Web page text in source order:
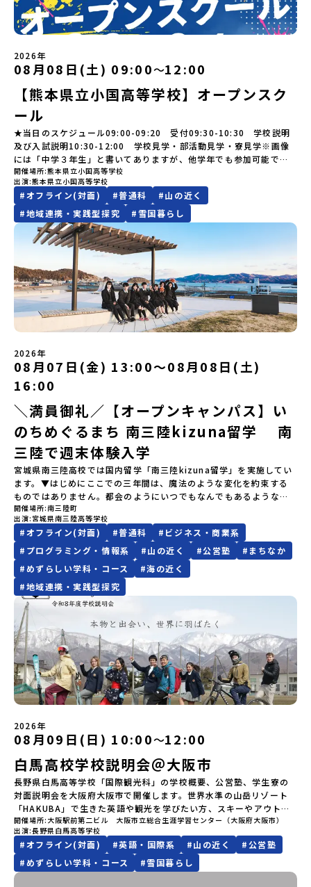
の場合は原則、開催日1週間前までにご連絡いたします。又、最少催
行人数に達しなかった場合は、開催日3週間前までに催行中止の旨を
メールにてご連絡いたします。・よくあるご質問その他、よくある
ご質問についてはこちらをご確認ください。運営団体について＜プ
ログラム主催：一般財団法人地域・教育魅力化プラットフォーム＞
「意志ある若者にあふれる持続可能な地域・社会をつくる」という
ビジョンを掲げ、2017年3月に島根県に設立した教育事業団体で
す。日本全国約200の高校と連携しながら、中学卒業後に地域の枠を
越えて生徒一人ひとりの夢や価値観に合った地域・学校で1〜3年間
過ごすことができるシステム「地域みらい留学」をはじめとした、
教育事業や地域活性モデルをつくり続けています。名 称：一般財
団法人地域・教育魅力化プラットフォーム設 立：2017年3月代表
者：岩本 悠所在地：〒690-0842 島根県松江市東本町二丁目25-6
みらいBASE2階 その他所在地公式HP：http://c-platform.or.jp/
お問い合わせ先担当：小川・小原E-mail：info@miratabi.jp「お
ためし地域留学体験」のプログラム開催情報を公式LINEにて配信
中！ぜひご登録ください♪地域みらい留学公式LINE
してご参加ください。▼お申し込み前に必ずご確認ください・参加
規約への同意プログラムへの参加申し込みいただく前に、「お申し
い。・抽選による参加者決定についてお申込みいただいた方の中か
ら抽選の上、締め切り日から1週間を目途に、お申し込み時に記入い
ただいたメールアドレス宛に「当選／落選メール」をお送りいたし
ます。当選者は、メールに記載された「当選確認フォーム」に３日
ていただきます。当選確認フォームの期日までにご回答いただけな
い場合は、当選を取り消しとさせていただきます。当選取り消しが
あった場合は、繰り上げ当選者へご連絡させていただきます。登録
メールアドレスの変更をご希望の場合は下記の地域みらい留学公式
LINEよりご連絡をお願いします。※受信制限設定をしていると、通
知メールをお受け取りいただけません。その場合は、
「@miratabi.jp」からのメールを受信できるよう設定をお願いいた
します。※結果に関する個別のお問合せにはお答えしておりません
ので、ご了承ください。・お申し込みについてお申込はお一人様1回
限りです。PC・スマートフォンからお申込ください。申込後の内容
変更はできません。お申込時は、メールアドレスの入力間違いにご
注意ください。・宿泊について１室に複数(同性2～4名程度)で宿泊
いただく予定です。・食事アレルギー対応について個別の詳細なア
レルギー対応希望にはお応えしかねる場合がございます。対応が必
要な場合は必ず事前にご相談ください。・参加取消や急遽参加でき
なくなった場合について参加決定後の参加お取り消しはご遠慮下さ
い。やむを得ないお取り消しの場合はお早めに事務局までご連絡く
合、以下のルールに沿って対応させていただきます。ご了承くださ
い。プログラム開催日の前日＜7月27日＞から、【キャンセルのご連
絡日：お支払いいただく旅行代金】・21日目にあたる日以前：無
の前日：40％・プログラム開始日当日：50％・ご連絡無しでの不参
加またはプログラム開始後の解除：100％・催行中止について天候な
どの状況等によって開催を見合わせる可能性があります。その場合
は原則、開催日1週間前までにご連絡いたします。又、最少催行人数
に達しなかった場合は、開催日3週間前までに催行中止の旨をメール
にてご連絡いたします。・よくあるご質問その他、よくあるご質問
についてはこちらをご確認ください。運営団体について＜プログラ
ム主催：一般財団法人地域・教育魅力化プラットフォーム＞「意志
ある若者にあふれる持続可能な地域・社会をつくる」というビジョ
ンを掲げ、2017年3月に島根県に設立した教育事業団体です。日本
全国約200の高校と連携しながら、中学卒業後に地域の枠を越えて生
徒一人ひとりの夢や価値観に合った地域・学校で1〜3年間過ごすこ
とができるシステム「地域みらい留学」をはじめとした、教育事業
や地域活性モデルをつくり続けています。名 称：一般財団法人地
域・教育魅力化プラットフォーム設 立：2017年3月代表者：岩本
悠所在地：〒690-0842 島根県松江市東本町二丁目25-6 みらい
BASE2階 その他所在地公式HP：http://c-platform.or.jp/お問い
合わせ先担当：小川・小原E-mail：info@miratabi.jp「おためし
地域留学体験」のプログラム開催情報を公式LINEにて配信中！ぜひ
ご登録ください♪地域みらい留学公式LINE
https://youtu.be/Yt8nd04aNgA?si=e5erbspvwz5O8_uF
【STEP 2】出水市・出水工業高校プログラム説明会〜「出水市・出
水工業高校」の内容を具体的に深掘りしたい方へ〜全体説明を聞い
たうえで、「出水市では具体的に何をするの？」「どんな町な
の？」という疑問にお答えする説明会です。出水市ならではの豊か
な文化や、2泊3日のプログラムの中身をたっぷりとお伝えします。
日 時： 6月9日日(水)19:00-19:45内 容： 出水市ってどんなとこ
ろ？プログラム詳細解説、質疑応答お申し込み：https://c-
mirai.jp/events/091247お気軽にどうぞ！「はじめての一人旅だ
けど大丈夫？」「どんな体験ができるの？」そんな保護者様の不安
や、中学生のみなさんの素朴な疑問にスタッフが直接お答えしま
す。チャットでの質問も可能ですので、ぜひご自宅からリラックス
してご参加ください。▼お申し込み前に必ずご確認ください・参加
規約への同意プログラムへの参加申し込みいただく前に、「お申し
込みに関する各規約」への同意が必須となります。ご確認くださ
い。・抽選による参加者決定についてお申込みいただいた方の中か
ら抽選の上、締め切り日から1週間を目途に、お申し込み時に記入い
ただいたメールアドレス宛に「当選／落選メール」をお送りいたし
ます。当選者は、メールに記載された「当選確認フォーム」に3日以
内に回答いただき、確認フォームの提出をもって参加確定とさせて
いただきます。当選確認フォームの期日までにご回答いただけない
場合は、当選を取り消しとさせていただきます。当選取り消しがあ
った場合は、繰り上げ当選者へご連絡させていただきます。登録メ
ールアドレスの変更をご希望の場合は下記の地域みらい留学公式
LINEよりご連絡をお願いします。※受信制限設定をしていると、通
「@miratabi.jp」からのメールを受信できるよう設定をお願いいた
します。※結果に関する個別のお問合せにはお答えしておりません
ので、ご了承ください。・お申し込みについてお申込はお一人様1回
変更はできません。お申込時は、メールアドレスの入力間違いにご
注意ください。・宿泊について１室に複数(同性2～4名程度)で宿泊
いただく予定です。・食事アレルギー対応について個別の詳細なア
レルギー対応希望にはお応えしかねる場合がございます。対応が必
要な場合は必ず事前にご相談ください。・参加取消や急遽参加でき
なくなった場合について参加決定後の参加お取り消しはご遠慮下さ
い。やむを得ないお取り消しの場合はお早めに事務局までご連絡く
ださい。・キャンセルポリシーやむを得ない参加お取り消しの場
合、以下のルールに沿って対応させていただきます。ご了承くださ
い。プログラム開催日の前日＜8月2日＞から、【キャンセルのご連
絡日：お支払いいただく旅行代金】・21日目にあたる日以前：無
料・20日目-8日目：20％・7日目-2日目：30％・プログラム開始日
の前日：40％・プログラム開始日当日：50％・ご連絡無しでの不参
加またはプログラム開始後の解除：100％・催行中止について天候な
どの状況等によって開催を見合わせる可能性があります。その場合
は原則、開催日1週間前までにご連絡いたします。又、最少催行人数
に達しなかった場合は、開催日3週間前までに催行中止の旨をメール
にてご連絡いたします。・よくあるご質問その他、よくあるご質問
についてはこちらをご確認ください。運営団体について＜プログラ
ム主催：一般財団法人地域・教育魅力化プラットフォーム＞「意志
ある若者にあふれる持続可能な地域・社会をつくる」というビジョ
ンを掲げ、2017年3月に島根県に設立した教育事業団体です。日本
全国約200の高校と連携しながら、中学卒業後に地域の枠を越えて生
とができるシステム「地域みらい留学」をはじめとした、教育事業
や地域活性モデルをつくり続けています。名 称：一般財団法人地
悠所在地：〒690-0842 島根県松江市東本町二丁目25-6 みらい
BASE2階公式HP：http://c-platform.or.jp/お問い合わせ先担
当：小川・小原E-mail：info@miratabi.jp「おためし地域留学体
験」のプログラム開催情報を公式LINEにて配信中！ぜひご登録くだ
さい♪地域みらい留学公式LINE
は？今回のプログラムを一緒に過ごしてくれる高校生は「平舘（た
いらだて）高校」の生徒たち。この高校の特徴は「地域と一体にな
った探究教育」と「自分で考えて動くチカラを大切にしている」こ
自身が「探究プロジェクト」を企画し取り組むユニークな高校で
す。机の上で勉強するだけではない、実践的な探究やフィールドワ
ークを楽しむことができます。今回は、そんなエネルギッシュに活
躍する高校生と一緒に交流したり対話をしながら、町の文化・料理
を楽しみ、高校での活動のイメージをもつことができる絶好の機
会！この地域でしか味わえない豊かな体験をぜひ楽しんでください
🎵体験のおすすめポイント体験プログラム内容（予定）＜1日目＞
（PM）「オリエンテーション」「地熱染色・発電所見学」 -八幡
平市の自然を知る -地球のチカラを使ったアートづくり「ペンショ
ンで夕食」「1日目の振り返り」「星空観察」※希望者＜2日目＞
（AM）「平舘（たいらだて）高校見学」 -高校生活をイメージし
よう「郷土料理・BBQ」 -高校生・地元の方と交流を深める
（PM）「“八幡平市”体感ワークショップ」 -あけびづるで表札づく
なで振り返り対話＜3日目＞（AM）「大更駅複合施設の見学」「振
り返りワークショップ」 -個人での振り返り -グループでの振り
返り「お土産・昼食」（PM） 解散 ※天候の状況や参加人数によっ
てプログラムを変更する場合がございます。参加概要【開催場所】
岩手県八幡平市【実施日程】8月3日（月）〜8月5日（水）※参加が
確定した方には7月9日(木) 18:30～20：00に 「参加者向け事前オ
ンラインセッション」をご案内する予定です。【集合場所・時間】
14:30 解散【対象】中学2年生、中学3年生【宿泊先】ペンションき
らく※1室に複数(同性2～4名程度)で宿泊いただく予定です。【旅行
代金】無料※旅行代金に含まれる費用のうち、以下の内容が無料と
なります：・宿泊費（2泊分）・プログラム内のアクティビティ・体
験費用・一部の食事代*以下の費用は参加者のご負担となります・集
合場所までの往復交通費・お土産代や自由時間の個人飲食費などの
個人的費用【募集人数】最大10名（お申し込み多数の場合は抽選の
上決定）【参加者決定】お申し込み多数の場合は、締め切り後1週間
を目途に当落結果をご連絡いたします。【申し込み締切】6月8日
(月)12：00 から 6月22日(月) 12：00まで疑問も不安もワクワクに
変える！「おためし地域留学」ステップアップ説明会プログラムの
内容を詳しく知りたい方や、お申し込みを迷われている方向けに
Zoomでのオンライン配信を行います。知りたい情報のレベルに合
わせて、以下の2つのステップをご活用ください。【STEP 1】全体
オンライン説明会（アーカイブ動画を公開中！）〜まずは「おため
し地域留学」を知りたい方へ〜日本全国20以上の地域から選んで参
加できる「おためし地域留学」の全体像や魅力について、説明会を
開催しました。中学生一人での参加にあたり、保護者様が特に気に
なる「安全面」や「事務局のサポート体制」についても詳しく解説
しています。ぜひ、ご自宅からお気軽にご視聴ください。🎬 [アーカ
イブ動画を視聴する]YouTube：
https://youtu.be/Yt8nd04aNgA?si=e5erbspvwz5O8_uF
【STEP 2】プログラム説明会〜「八幡平市」の内容をもっと知りし
たい方へ〜全体説明を聞いたうえで、「プログラムで何をする
の？」「どんなまちなの？」という疑問にお答えする詳細配信で
す。2泊3日のプログラムの中身をお伝えします。日時：6月10日(水)
19：00〜20：00内容：どんなところ？プログラム詳細解説、質疑
応答紹介地域：鹿児島県出水市・出水工業高校/北海道標津町/岩手
県八幡平市/愛媛県鬼北町＊4つの地域のプログラムを1時間でぎゅっ
とお届けします。お申し込み：https://c-
mirai.jp/events/064069お気軽にどうぞ！「はじめての一人旅だ
けど大丈夫？」「どんな体験ができるの？」そんな保護者様の不安
や、中学生のみなさんの素朴な疑問にスタッフが直接お答えしま
す。チャットでの質問も可能ですので、ぜひご自宅からリラックス
してご参加ください。▼お申し込み前に必ずご確認ください・参加
規約への同意プログラムへの参加申し込みいただく前に、「お申し
込みに関する各規約」への同意が必須となります。ご確認くださ
い。・抽選による参加者決定についてお申込みいただいた方の中か
ら抽選の上、締め切り日から1週間を目途に、お申し込み時に記入い
ただいたメールアドレス宛に「当選／落選メール」をお送りいたし
ます。当選者は、メールに記載された「当選確認フォーム」に３日
らしが気になる。いつか留学してみたい！」「大自然と生き物が好
き！興味がある！」「自分の進学や将来の可能性をもっとひらきた
い！」そんな中学生のみなさんにおすすめ！「おためし地域留学体
験」は、日本全国約200の高校と連携し、地域の枠を超えて学校生活
を送る「地域みらい留学」をプチ体験できるプログラムです。はじ
めてのひとり旅でも安心！現地でもスタッフがしっかりとサポート
いたします。今回のフィールドは「北海道 標津町（しべつちょ
う）」北海道の東に位置する標津町（しべつちょう）は人口 約
4,600人の町。東の水平線の奥に見えるのは北方領土の国後島（くな
しりとう）、西には世界遺産に認定されている秘境・知床半島（し
れとこはんとう）、鶴や白鳥など珍しい野鳥の宝庫である野付半島
（のつけはんとう）をながめることができ、ミルクの里の牧草地が
広がる牛の酪農（らくのう）もさかんで、海と緑と川の自然と生き
物が豊かな町です！標津町はさらに「鮭（さけ）の聖地」としても
有名。江戸時代には将軍家にも贈られたほどで、今では「日本遺
産」に登録されています。一万年前から続く伝統的な「鮭」の産業
とともに人々の豊かな暮らしがあります。一万年前の縄文時代か
ら、人々の間で大切に守り受け継がれ、厳しい大自然と向き合い、
山・海・川がもたらす恵みに深く感謝しながら生きていく姿勢は今
も息づく「命の循環」です。日本遺産にも認定されている「サケ」
の伝統産業や、雄大な知床の裾野で命を育む酪農の歴史など、自然
の営みの一部として共生してきた風土が存在します。標津高校で
は、地域と連携して「食」を考える「フードデザイン」の授業がお
すすめの一つです。生徒たちが地元の素材を活かしたメニュー開発
を行い、町内の学校給食に「標高給食DAY」としてオリジナル給食
ける活動を行っています。今回のプログラムでは、この取り組みを
行う高校生たちと一緒に夕食づくりを体験。地域の食文化と向き合
っている先輩から直接話を聞くことができます🎵先輩たちとの交流
んな他にはないスペシャルな魅力がギュッと詰まった北海道標津町
でアクティビティをしたり、五感で感じるフィールドワークをしな
がら「雄大な自然と生き物」「伝統的な産業と人々の暮らし」の魅
力に触れ一緒に探求しませんか？体験のおすすめポイント体験プロ
グラム内容（予定）＜１日目＞（PM）「オリエンテーション・自己
紹介ワーク」「サーモン科学館見学」 -「鮭の聖地・しべつ」の歴
史や成り立ちを知る「夕食」 -高校生も一緒にみんなで夕食「1日
目の振り返り会」＜2日目＞（AM）「 ポー川史跡公園散策または渓
流釣り体験」 -1万年前の縄文文化に触れる -渓流釣りで自然を満
喫（PM）「地引網体験」 -地元の方との交流「自由時間：海の公
園で高校生とあそぶ！かたる！」 -高校生との交流「みんなで
BBQ・花火大会」 -さらにまちの人たちと交流＜3日目＞（AM）
「3日間の振り返りワーク」 -みんなで振り返り対話（PM） 13：
00 解散 (中標津空港 13：30頃到着)※14：50 中標津空港発 (羽田
空港16：45着)便を利用する想定※天候の状況や参加人数によってプ
ログラムを変更する場合がございます。参加概要【開催場所】北海
道標津町【実施日程】8月4日（火）〜 8月6日（木）※参加が確定し
た方には7月10日(金) 18：30～20：00に「参加者向け事前オンラ
イン研修」をご案内する予定です。必ず参加をお願いします。【集合
場所・時間】中標津空港 8月4日(火) 14：30 集合【解散場所・時
間】中標津空港 8月6日(木) 13：30 解散【対象】中学2年生、中学3
年生【宿泊先】民宿 船長の家※1室に複数(同性2～4名程度)で宿泊
いただく予定です。【旅行代金】無料※旅行代金に含まれる費用の
ム内のアクティビティ・体験費用・一部の食事代*以下の費用は参加
者のご負担となります・集合場所までの往復交通費・お土産代や自
し込み多数の場合は抽選の上決定）【参加者決定】お申し込み多数
の場合は、締め切り後1週間を目途に当落結果をご連絡いたします。
【申し込み受付期間】6月8日(月)12：00 から 6月22日(月) 12：00
まで疑問も不安もワクワクに変える！「おためし地域留学」ステッ
プアップ説明会プログラムの内容を詳しく知りたい方や、お申し込
みを迷われている方向けにZoomでのオンライン配信を行います。
知りたい情報のレベルに合わせて、以下の2つのステップをご活用く
ださい。【STEP 1】全体オンライン説明会（アーカイブ動画を公開
中！）〜まずは「おためし地域留学」を知りたい方へ〜日本全国20
2026年
08月08日(土) 09:00〜12:00
【熊本県立小国高等学校】オープンスク
ール
★当日のスケジュール09:00-09:20 受付09:30-10:30 学校説明
及び入試説明10:30-12:00 学校見学・部活動見学・寮見学※画像
には「中学３年生」と書いてありますが、他学年でも参加可能で
す！
開催場所 熊本県立小国高等学校
出演 熊本県立小国高等学校
#オフライン(対面) #普通科 #山の近く
#地域連携・実践型探究 #雪国暮らし
2026年
08月07日(金) 13:00〜08月08日(土)
16:00
＼満員御礼／【オープンキャンパス】い
のちめぐるまち 南三陸kizuna留学 南
三陸で週末体験入学
宮城県南三陸高校では国内留学「南三陸kizuna留学」を実施してい
ます。▼はじめにここでの三年間は、魔法のような変化を約束する
ものではありません。都会のようにいつでもなんでもあるような便
利さではないし、冬の寒さは少し厳しいかもしれません。何かにチ
ャレンジしようと思えば、壁にぶつかることだってあるはずです。
正直に言えば、ここは至れり尽くせりの環境ではありません。学校
のなかでも、学びのフィールドとなる南三陸町でも、日々試行錯誤
が続いています。それでも、私たちは知っています。この「ままなら
なさ」と向き合った時間が、人をいちばん強くすることを。 ここで
はあなたを、一人の新たな町民として迎えます。 お客様ではなく、
この町の未来を一緒につくり、魅力的にしていく仲間として、君を
待っています。▼週末体験入学でお伝えすること(昨年度の例)・留学
生活の拠点となる南三陸高校で授業体験・留学生の先輩たちととも
に旭桜寮を見学 ＆ 質問・交流の時間・学びのフィールドとなる南三
陸を体験・交流会本説明会は学校、町役場、コーディネーターとと
もに、留学生と地元生が説明役を務めてくれます。⚪︎これまでの先輩
方はこんなお話をしてくれました。・進路で悩んだポイント、南三
陸に決めた理由・南三陸高校に来てみて気づいたこと、変化したこ
と・地元の普通が、外から見たら特別だった話・飛び込む留学生、
迎え入れる地元生・南三陸での高校生活、実際どう？・どんな人に
おすすめ？-----はじめから強い想い、覚悟を持っていなくても、大
丈夫です。 何かやってみたい。学んでみたい。挑戦したい。素直で
小さく感じる想いでも、その一歩を、私たちは全力で応援します。
○募集期間 7月28日（火）まで 原則先着ですが、定数を超えるご
応募の場合は、3年生を優先させていただく場合がございます。※本
イベントは全国募集による留学生向けです。宮城県内の中学校に在
籍する方、また、宮城県内に在住する方は申し訳ございませんが参
加できませんのでご了承ください。なお、宮城県内から本校を受験
したい場合は南三陸高校にご連絡ください。℡０２２６－４６－３
６４３
開催場所 南三陸町
出演 宮城県南三陸高等学校
#オフライン(対面) #普通科 # ビジネス・商業系
# プログラミング・情報系 #山の近く #公営塾 # まちなか
#めずらしい学科・コース #海の近く
#地域連携・実践型探究
2026年
08月09日(日) 10:00〜12:00
白馬高校学校説明会＠大阪市
長野県白馬高等学校「国際観光科」の学校概要、公営塾、学生寮の
対面説明会を大阪府大阪市で開催します。世界水準の山岳リゾート
「HAKUBA」で生きた英語や観光を学びたい方、スキーやアウトド
アスポーツが大好きな方、山岳など白馬の大自然に親しみたい方な
ど、興味のある方は是非ご参加ください。白馬高校は地域とともに
生徒の皆さんの「やってみたい」を全力でサポートします。申し込
みはこちらからhttps://forms.gle/q9Nj8z4yytLUkEHf6
開催場所 大阪駅前第二ビル 大阪市立総合生涯学習センター（大阪府大阪市）
出演 長野県白馬高等学校
#オフライン(対面) #英語・国際系 #山の近く #公営塾
#めずらしい学科・コース #雪国暮らし